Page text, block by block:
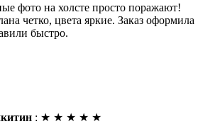
фото на холсте просто поражают!
четко, цвета яркие. Заказ оформила
быстро.
: ★ ★ ★ ★ ★